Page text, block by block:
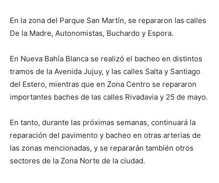
En la zona del Parque San Martín, se repararon las calles
De la Madre, Autonomistas, Buchardo y Espora.
En Nueva Bahía Blanca se realizó el bacheo en distintos
tramos de la Avenida Jujuy, y las calles Salta y Santiago
del Estero, mientras que en Zona Centro se repararon
importantes baches de las calles Rivadavia y 25 de mayo.
En tanto, durante las próximas semanas, continuará la
reparación del pavimento y bacheo en otras arterias de
las zonas mencionadas, y se repararán también otros
sectores de la Zona Norte de la ciudad.